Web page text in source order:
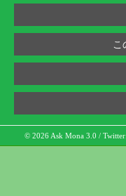
こ
© 2026 Ask Mona 3.0 / Twitter: